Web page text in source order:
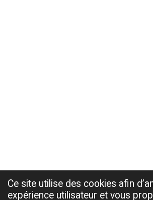
Ce site utilise des cookies afin
expérience utilisateur et vous